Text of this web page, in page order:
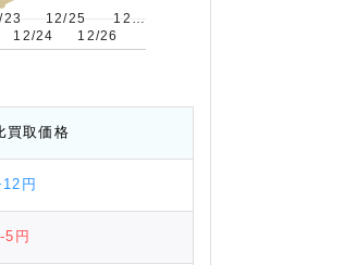
23
23
12/24
12/24
12/25
12/25
12/26
12/26
12…
12…
買取価格
円
-5円